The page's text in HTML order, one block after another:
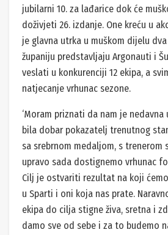
jubilarni 10. za lađarice dok će
doživjeti 26. izdanje. One kreću u
je glavna utrka u muškom dijelu
županiju predstavljaju Argonauti i
veslati u konkurenciji 12 ekipa, a
natjecanje vrhunac sezone.
‘Moram priznati da nam je
bila dobar pokazatelj trenutnog
sa srebrnom medaljom, s
upravo sada dostignemo vrhunac
Cilj je ostvariti rezultat na koji
u Sparti i oni koja nas prate.
ekipa do cilja stigne živa, sretna i
damo sve od sebe i za to budemo